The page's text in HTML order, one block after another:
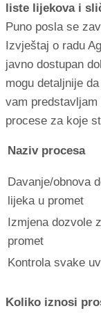
liste lijekova i
Puno posla se
Izvještaj o radu
javno dostupan
mogu detaljnije
vam
procese za koje
Naziv procesa
Davanje/obnova
lijeka u promet
Izmjena dozvole
promet
Kontrola svake
Koliko iznosi